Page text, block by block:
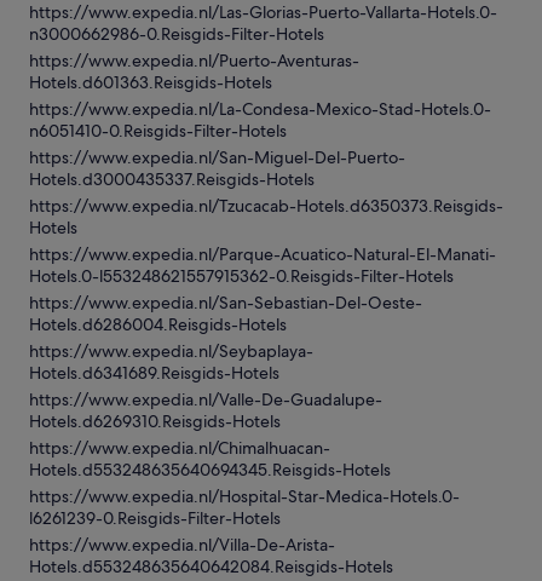
https://www.expedia.nl/Las-Glorias-Puerto-Vallarta-Hotels.0-
n3000662986-0.Reisgids-Filter-Hotels
https://www.expedia.nl/Puerto-Aventuras-
Hotels.d601363.Reisgids-Hotels
https://www.expedia.nl/La-Condesa-Mexico-Stad-Hotels.0-
n6051410-0.Reisgids-Filter-Hotels
https://www.expedia.nl/San-Miguel-Del-Puerto-
Hotels.d3000435337.Reisgids-Hotels
https://www.expedia.nl/Tzucacab-Hotels.d6350373.Reisgids-
Hotels
https://www.expedia.nl/Parque-Acuatico-Natural-El-Manati-
Hotels.0-l553248621557915362-0.Reisgids-Filter-Hotels
https://www.expedia.nl/San-Sebastian-Del-Oeste-
Hotels.d6286004.Reisgids-Hotels
https://www.expedia.nl/Seybaplaya-
Hotels.d6341689.Reisgids-Hotels
https://www.expedia.nl/Valle-De-Guadalupe-
Hotels.d6269310.Reisgids-Hotels
https://www.expedia.nl/Chimalhuacan-
Hotels.d553248635640694345.Reisgids-Hotels
https://www.expedia.nl/Hospital-Star-Medica-Hotels.0-
l6261239-0.Reisgids-Filter-Hotels
https://www.expedia.nl/Villa-De-Arista-
Hotels.d553248635640642084.Reisgids-Hotels